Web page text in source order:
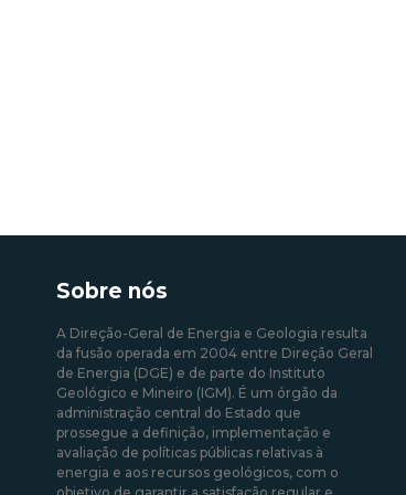
Sobre nós
A Direção-Geral de Energia e Geologia resulta
da fusão operada em 2004 entre Direção Geral
de Energia (DGE) e de parte do Instituto
Geológico e Mineiro (IGM). É um órgão da
administração central do Estado que
prossegue a definição, implementação e
avaliação de políticas públicas relativas à
energia e aos recursos geológicos, com o